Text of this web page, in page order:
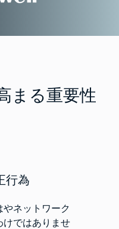
まる重要性
行為
ネットワーク
けではありませ